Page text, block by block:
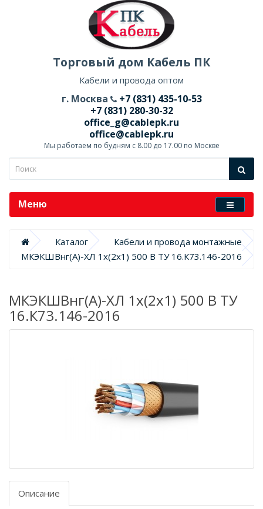
Торговый дом Кабель ПК
Кабели и провода оптом
г. Москва
+7 (831) 435-10-53
+7 (831) 280-30-32
office_g@cablepk.ru
office@cablepk.ru
Мы работаем по будням с 8.00 до 17.00 по Москве
Меню
Каталог
Кабели и провода монтажные
МКЭКШВнг(А)-ХЛ 1х(2х1) 500 В ТУ 16.К73.146-2016
МКЭКШВнг(А)-ХЛ 1х(2х1) 500 В ТУ
16.К73.146-2016
Описание